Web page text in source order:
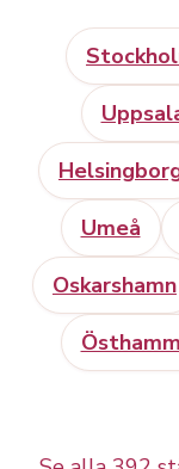
Umeå
Oskarshamn